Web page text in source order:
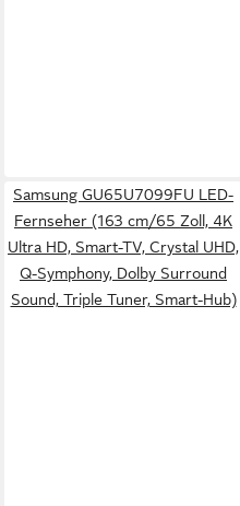
Samsung GU65U7099FU LED-
Fernseher (163 cm/65 Zoll, 4K
Ultra HD, Smart-TV, Crystal UHD,
Q-Symphony, Dolby Surround
Sound, Triple Tuner, Smart-Hub)